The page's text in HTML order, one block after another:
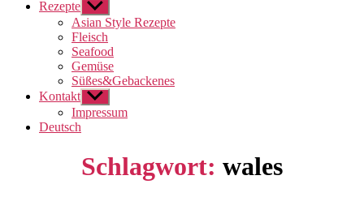
Rezepte Untermenü
anzeigen
Asian Style Rezepte
Fleisch
Seafood
Gemüse
Süßes&Gebackenes
Kontakt Untermenü
anzeigen
Impressum
Deutsch
Schlagwort: wales